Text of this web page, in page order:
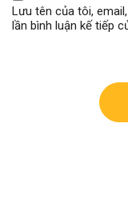
Bộ sản phẩm
Thông tin liên hệ
Lưu tên của tôi,
lần bình luận kế tiếp